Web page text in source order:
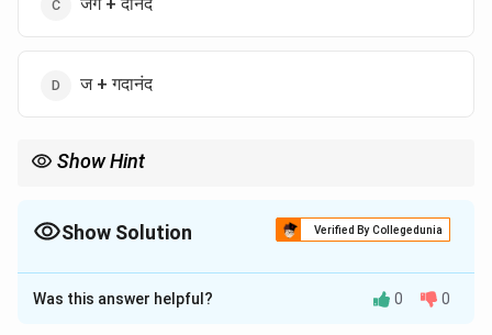
ज + गदानंद
Show Hint
Show Solution Verified By Collegedunia
The Correct Option isA
Solution and Explanation
Was this answer helpful? 0 0